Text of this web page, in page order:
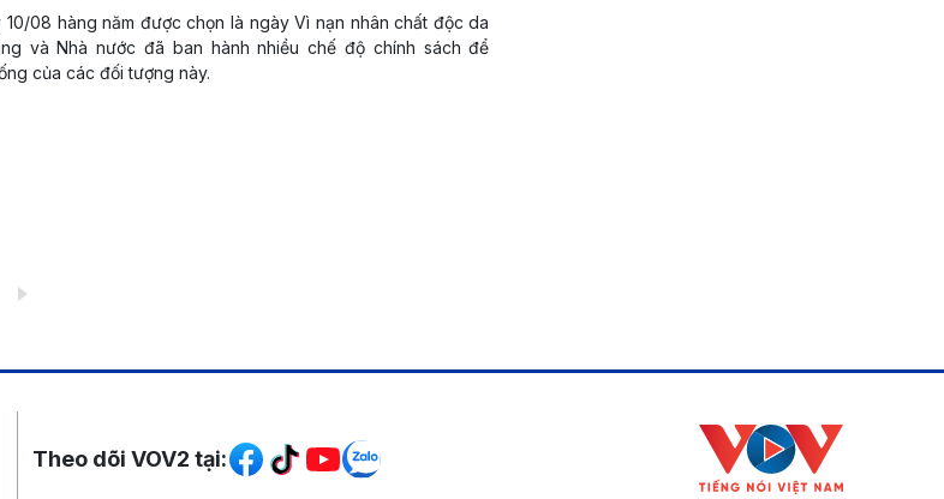
10/08 hàng năm được chọn là ngày Vì nạn nhân chất độc da
và Nhà nước đã ban hành nhiều chế độ chính sách để
của các đối tượng này.
Mạng xã hội
Theo dõi VOV2 tại: